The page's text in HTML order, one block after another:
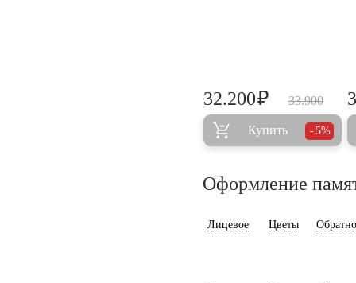
33.900
32.200₽
Купить 5%
Оформление
Лицевое Цветы